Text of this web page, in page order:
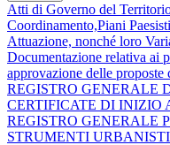
Atti di Governo del
Coordinamento,Piani
Attuazione, nonché loro
Documentazione relativa ai
approvazione delle proposte
REGISTRO GENERALE
CERTIFICATE DI INIZIO
REGISTRO GENERALE
STRUMENTI